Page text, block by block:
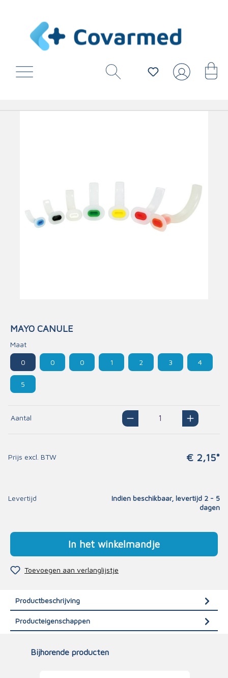
MAYO CANULE
Maat
0 0 0 1 2 3 4
5
Aantal
Prijs excl. BTW € 2,15*
Levertijd
Indien beschikbaar, levertijd 2 - 5
dagen
In het winkelmandje
Toevoegen aan verlanglijstje
Productbeschrijving
Producteigenschappen
Bijhorende producten